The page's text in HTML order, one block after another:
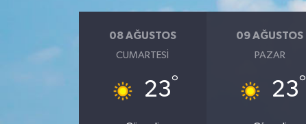
08 AĞUSTOS
CUMARTESI
23°
09 AĞUSTOS
PAZAR
23°